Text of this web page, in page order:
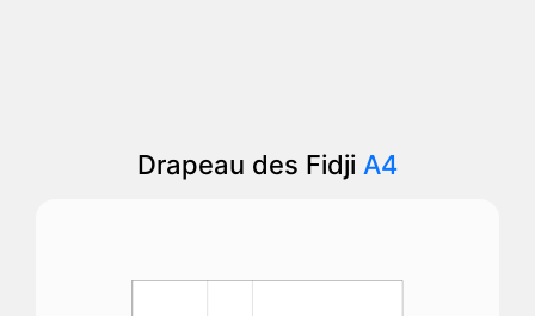
Drapeau des Fidji A4